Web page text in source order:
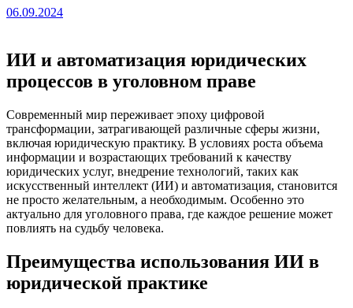
06.09.2024
ИИ и автоматизация юридических
процессов в уголовном праве
Современный мир переживает эпоху цифровой
трансформации, затрагивающей различные сферы жизни,
включая юридическую практику. В условиях роста объема
информации и возрастающих требований к качеству
юридических услуг, внедрение технологий, таких как
искусственный интеллект (ИИ) и автоматизация, становится
не просто желательным, а необходимым. Особенно это
актуально для уголовного права, где каждое решение может
повлиять на судьбу человека.
Преимущества использования ИИ в
юридической практике